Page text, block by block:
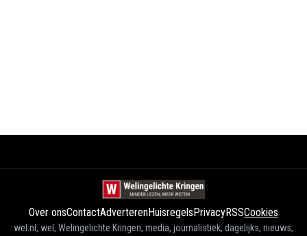
Over onsContactAdverterenHuisregelsPrivacyRSSCookies
wel.nl, wel, Welingelichte Kringen, media, journalistiek, dagelijks, nieuws,